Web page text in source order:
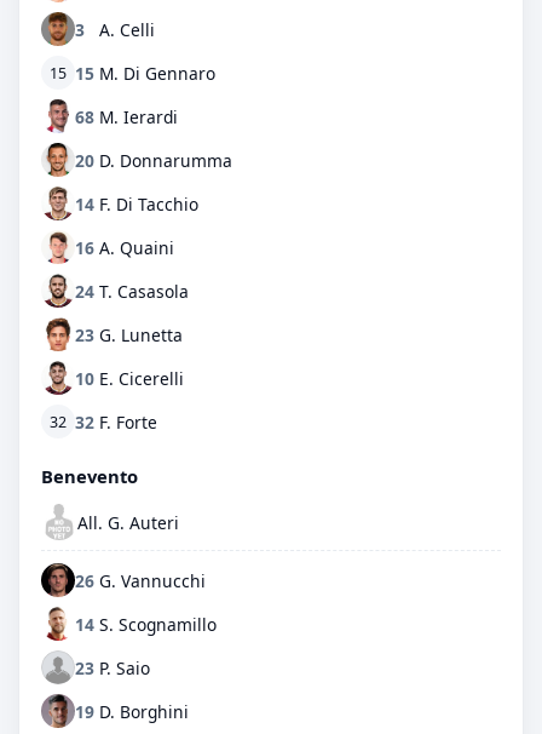
3
A. Celli
15 15 M. Di Gennaro
68 M. Ierardi
20 D. Donnarumma
14 F. Di Tacchio
16 A. Quaini
24 T. Casasola
23 G. Lunetta
10 E. Cicerelli
32 32 F. Forte
Benevento
All. G. Auteri
26 G. Vannucchi
14 S. Scognamillo
23 P. Saio
19 D. Borghini